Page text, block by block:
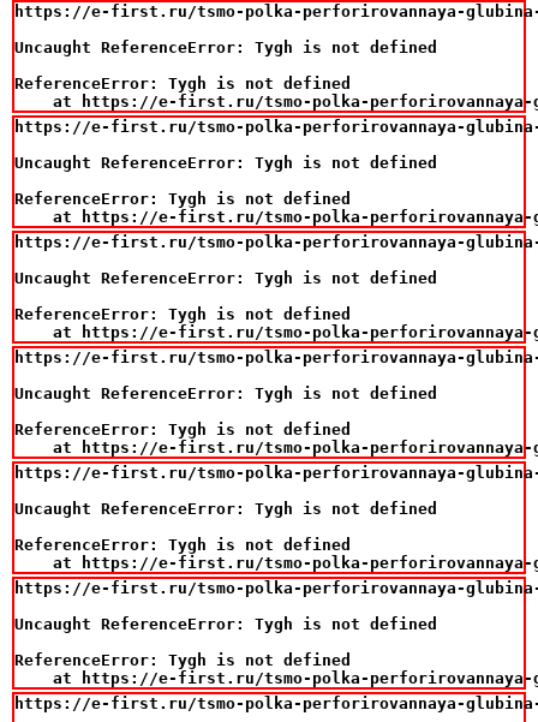
https://e-first.ru/tsmo-polka-perforirovannaya-glubina-
Uncaught ReferenceError: Tygh is not defined
ReferenceError: Tygh is not defined
at https://e-first.ru/tsmo-polka-
https://e-first.ru/tsmo-polka-perforirovannaya-glubina-
Uncaught ReferenceError: Tygh is not defined
ReferenceError: Tygh is not defined
at https://e-first.ru/tsmo-polka-
https://e-first.ru/tsmo-polka-perforirovannaya-glubina-
Uncaught ReferenceError: Tygh is not defined
ReferenceError: Tygh is not defined
at https://e-first.ru/tsmo-polka-
https://e-first.ru/tsmo-polka-perforirovannaya-glubina-
Uncaught ReferenceError: Tygh is not defined
ReferenceError: Tygh is not defined
at https://e-first.ru/tsmo-polka-
https://e-first.ru/tsmo-polka-perforirovannaya-glubina-
Uncaught ReferenceError: Tygh is not defined
ReferenceError: Tygh is not defined
at https://e-first.ru/tsmo-polka-
https://e-first.ru/tsmo-polka-perforirovannaya-glubina-
Uncaught ReferenceError: Tygh is not defined
ReferenceError: Tygh is not defined
at https://e-first.ru/tsmo-polka-
https://e-first.ru/tsmo-polka-perforirovannaya-glubina-